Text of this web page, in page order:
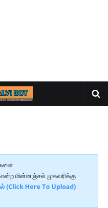
என்ற மின்னஞ்சல் முகவரிக்கு
(Click Here To Upload)